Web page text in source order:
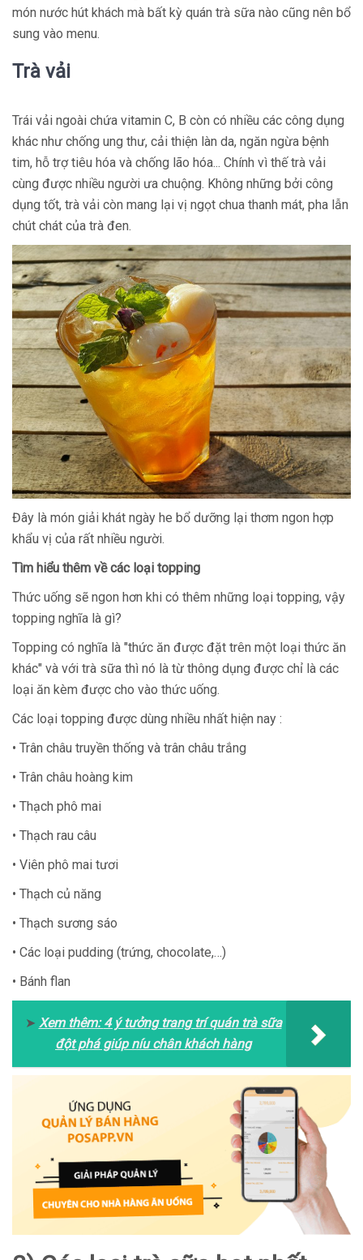
món nước hút khách mà bất kỳ quán trà sữa nào cũng nên bổ
sung vào menu.
Trà vải
Trái vải ngoài chứa vitamin C, B còn có nhiều các công dụng
khác như chống ung thư, cải thiện làn da, ngăn ngừa bệnh
tim, hỗ trợ tiêu hóa và chống lão hóa... Chính vì thế trà vải
cùng được nhiều người ưa chuộng. Không những bởi công
dụng tốt, trà vải còn mang lại vị ngọt chua thanh mát, pha lẫn
chút chát của trà đen.
Đây là món giải khát ngày he bổ dưỡng lại thơm ngon hợp
khẩu vị của rất nhiều người.
Tìm hiểu thêm về các loại topping
Thức uống sẽ ngon hơn khi có thêm những loại topping, vậy
topping nghĩa là gì?
Topping có nghĩa là "thức ăn được đặt trên một loại thức ăn
khác" và với trà sữa thì nó là từ thông dụng được chỉ là các
loại ăn kèm được cho vào thức uống.
Các loại topping được dùng nhiều nhất hiện nay :
• Trân châu truyền thống và trân châu trắng
• Trân châu hoàng kim
• Thạch phô mai
• Thạch rau câu
• Viên phô mai tươi
• Thạch củ năng
• Thạch sương sáo
• Các loại pudding (trứng, chocolate,…)
• Bánh flan
➤ Xem thêm:4 ý tưởng trang trí quán trà sữa
đột phá giúp níu chân khách hàng